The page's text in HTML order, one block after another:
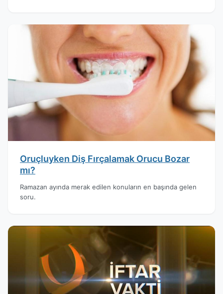
Oruçluyken Diş Fırçalamak Orucu Bozar
mı?
Ramazan ayında merak edilen konuların en başında gelen
soru.